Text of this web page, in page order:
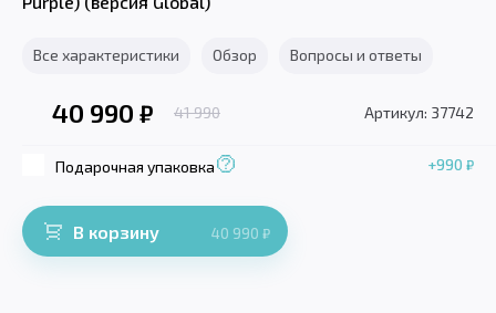
Все характеристики Обзор Вопросы и ответы
40 990 ₽ 41 990 Артикул: 37742
Подарочная упаковка +990 ₽
В корзину 40 990 ₽